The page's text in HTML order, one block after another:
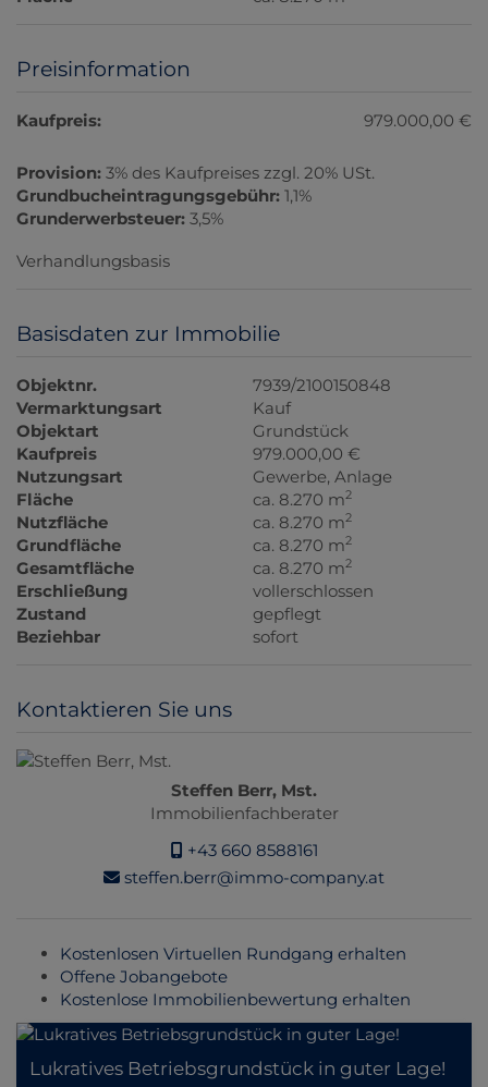
Preisinformation
Kaufpreis: 979.000,00 €
Provision: 3% des Kaufpreises zzgl. 20% USt.
Grundbucheintragungsgebühr: 1,1%
Grunderwerbsteuer: 3,5%
Verhandlungsbasis
Basisdaten zur Immobilie
Objektnr.
7939/2100150848
Vermarktungsart
Kauf
Objektart
Grundstück
Kaufpreis
979.000,00 €
Nutzungsart
Gewerbe Anlage
Fläche
ca. 8.270 m2
Nutzfläche ca. 8.270 m2
Grundfläche ca. 8.270 m2
Gesamtfläche ca. 8.270 m2
Erschließung
vollerschlossen
Zustand
gepflegt
Beziehbar
sofort
Kontaktieren Sie uns
Steffen Berr, Mst.
Immobilienfachberater
+43 660 8588161
steffen.berr@immo-company.at
Kostenlosen Virtuellen Rundgang erhalten
Offene Jobangebote
Kostenlose Immobilienbewertung erhalten
Lukratives Betriebsgrundstück in guter Lage!